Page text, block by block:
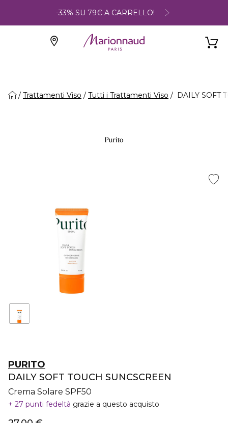
-33% SU 79€ A CARRELLO!
Trattamenti Viso Tutti i Trattamenti Viso DAILY SOFT
PURITO
DAILY SOFT TOUCH SUNCSCREEN
Crema Solare SPF50
27 punti fedeltà grazie a questo acquisto